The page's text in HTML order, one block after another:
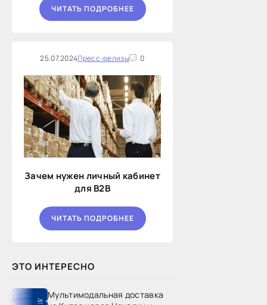
ЧИТАТЬ ПОДРОБНЕЕ
25.07.2024Пресс-релизы 0
Зачем нужен личный кабинет
для B2B
ЧИТАТЬ ПОДРОБНЕЕ
ЭТО ИНТЕРЕСНО
Мультимодальная доставка